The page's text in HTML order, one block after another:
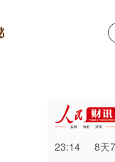
23:14
8天7板